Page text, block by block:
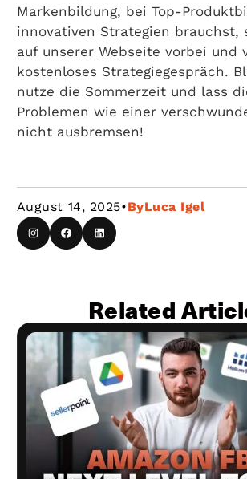
Markenbildung, bei Top-
innovativen Strategien brauchst,
auf unserer Webseite vorbei und
kostenloses Strategiegespräch.
nutze die Sommerzeit und lass
Problemen wie einer
nicht ausbremsen!
August 14, 2025•ByLuca Igel
Related